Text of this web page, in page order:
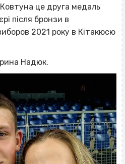
це друга медаль
після бронзи в
2021 року в Кітакюсю
Надюк.